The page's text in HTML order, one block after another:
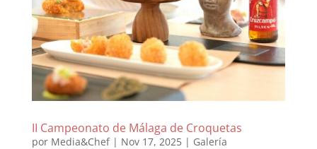
II Campeonato de Málaga de Croquetas
por Media&Chef| Nov 17, 2025| Galería